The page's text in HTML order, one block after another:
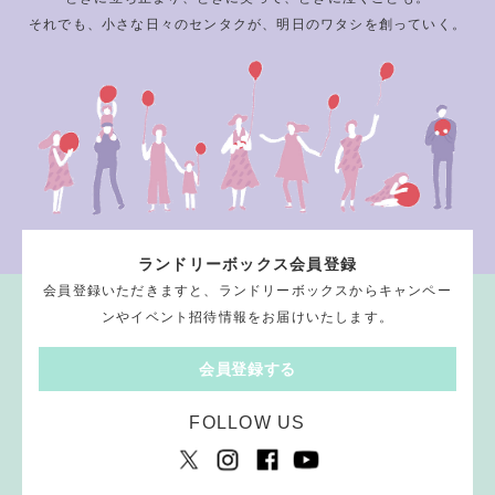
それでも、小さな日々のセンタクが、明日のワタシを創っていく。
ランドリーボックス会員登録
会員登録いただきますと、ランドリーボックスからキャンペー
ンやイベント招待情報をお届けいたします。
会員登録する
FOLLOW US